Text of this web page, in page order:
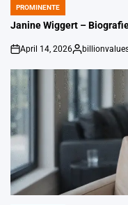
POSTED
IN
PROMINENTE
Janine Wiggert –
on
April 14, 2026
Gepostet
von